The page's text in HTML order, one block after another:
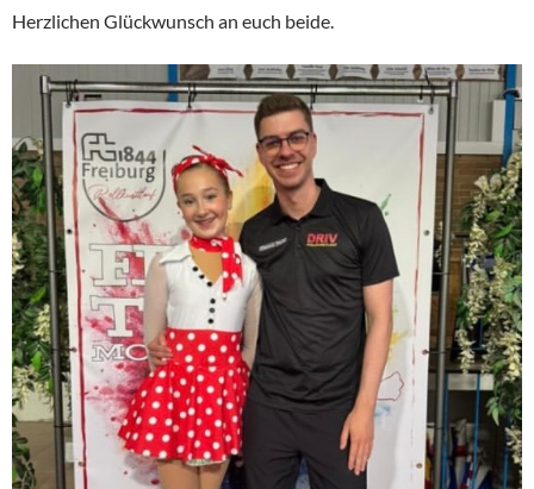
Herzlichen Glückwunsch an euch beide.